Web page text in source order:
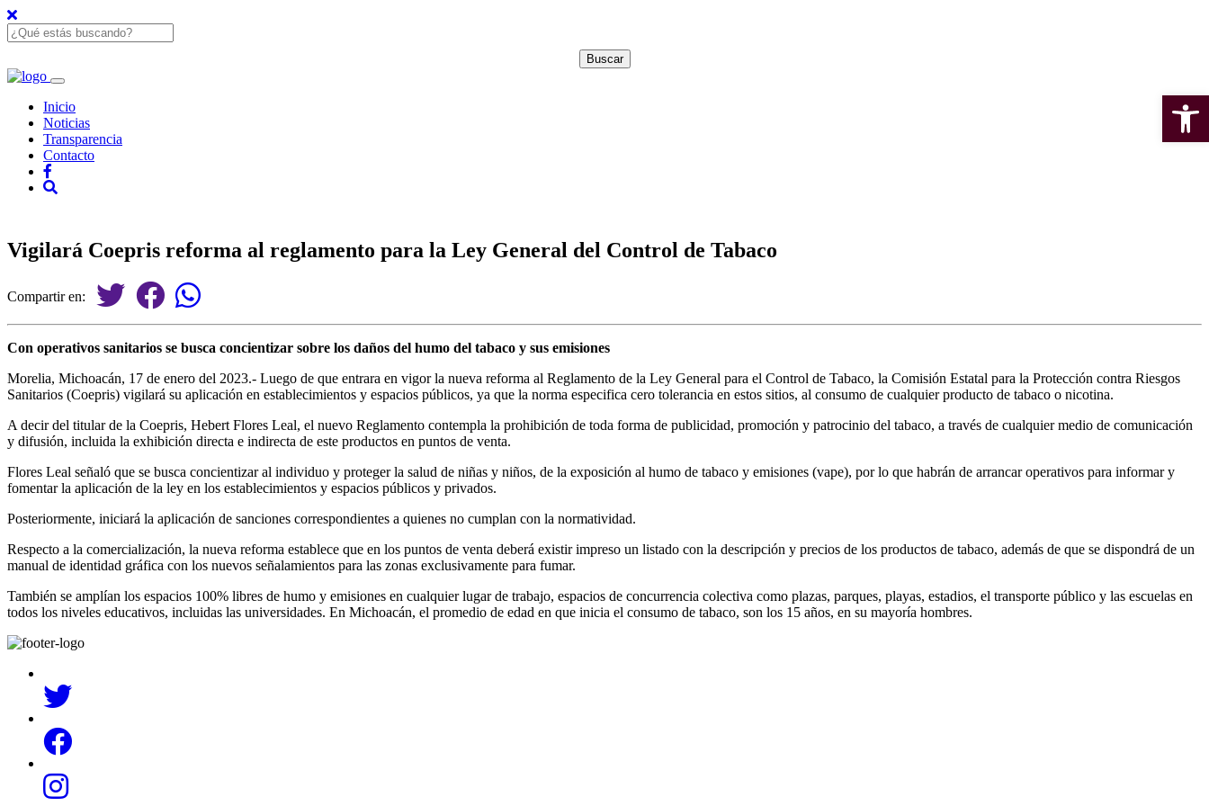
Inicio
Noticias
Transparencia
Contacto
Vigilará Coepris reforma al reglamento para la Ley General del Control de Tabaco
Compartir en:
Con operativos sanitarios se busca concientizar sobre los daños del humo del tabaco y sus emisiones
Morelia, Michoacán, 17 de enero del 2023.- Luego de que entrara en vigor la nueva reforma al Reglamento de la Ley General para el Control de Tabaco, la Comisión Estatal para la Protección contra Riesgos
Sanitarios (Coepris) vigilará su aplicación en establecimientos y espacios públicos, ya que la norma especifica cero tolerancia en estos sitios, al consumo de cualquier producto de tabaco o nicotina.
A decir del titular de la Coepris, Hebert Flores Leal, el nuevo Reglamento contempla la prohibición de toda forma de publicidad, promoción y patrocinio del tabaco, a través de cualquier medio de comunicación
y difusión, incluida la exhibición directa e indirecta de este productos en puntos de venta.
Flores Leal señaló que se busca concientizar al individuo y proteger la salud de niñas y niños, de la exposición al humo de tabaco y emisiones (vape), por lo que habrán de arrancar operativos para informar y
fomentar la aplicación de la ley en los establecimientos y espacios públicos y privados.
Posteriormente, iniciará la aplicación de sanciones correspondientes a quienes no cumplan con la normatividad.
Respecto a la comercialización, la nueva reforma establece que en los puntos de venta deberá existir impreso un listado con la descripción y precios de los productos de tabaco, además de que se dispondrá de un
manual de identidad gráfica con los nuevos señalamientos para las zonas exclusivamente para fumar.
También se amplían los espacios 100% libres de humo y emisiones en cualquier lugar de trabajo, espacios de concurrencia colectiva como plazas, parques, playas, estadios, el transporte público y las escuelas en
todos los niveles educativos, incluidas las universidades. En Michoacán, el promedio de edad en que inicia el consumo de tabaco, son los 15 años, en su mayoría hombres.